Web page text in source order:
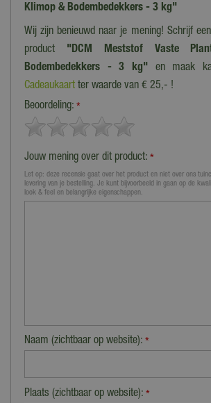
Klimop & Bodembedekkers - 3 kg"
Wij zijn benieuwd naar je mening! Schrijf
product "DCM Meststof Vaste
Bodembedekkers - 3 kg" en maak
Cadeaukaart ter waarde van € 25,- !
Beoordeling: *
Jouw mening over dit product: *
Let op: deze recensie gaat over het product en niet over ons
levering van je bestelling. Je kunt bijvoorbeeld in gaan op de
look & feel en belangrijke eigenschappen.
Naam (zichtbaar op website): *
Plaats (zichtbaar op website): *